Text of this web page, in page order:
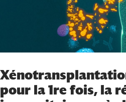
pour la 1re fois, la